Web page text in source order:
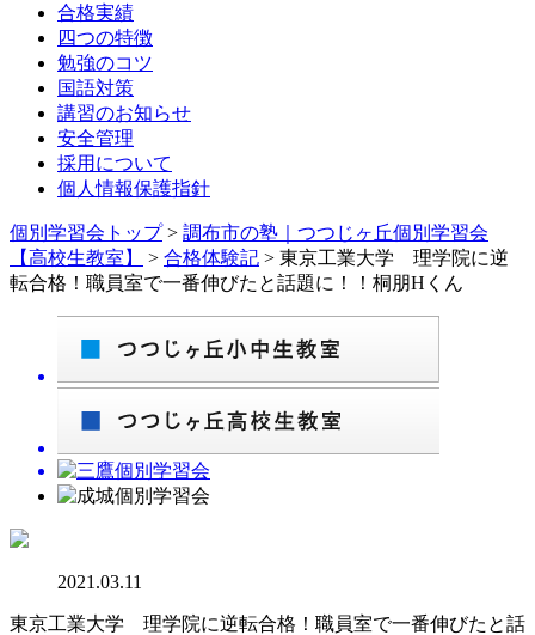
合格実績
四つの特徴
勉強のコツ
国語対策
講習のお知らせ
安全管理
採用について
個人情報保護指針
個別学習会トップ> 調布市の塾｜つつじヶ丘個別学習会
【高校生教室】
> 合格体験記 > 東京工業大学 理学院に逆
転合格！職員室で一番伸びたと話題に！！桐朋Hくん
2021.03.11
東京工業大学 理学院に逆転合格！職員室で一番伸びたと話